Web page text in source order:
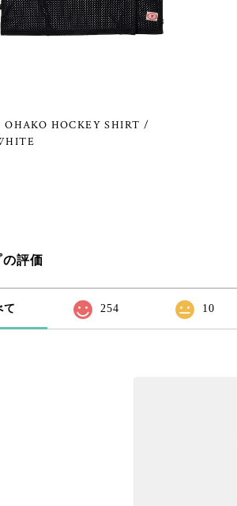
HOCKEY SHIRT /
評価
て 254 10